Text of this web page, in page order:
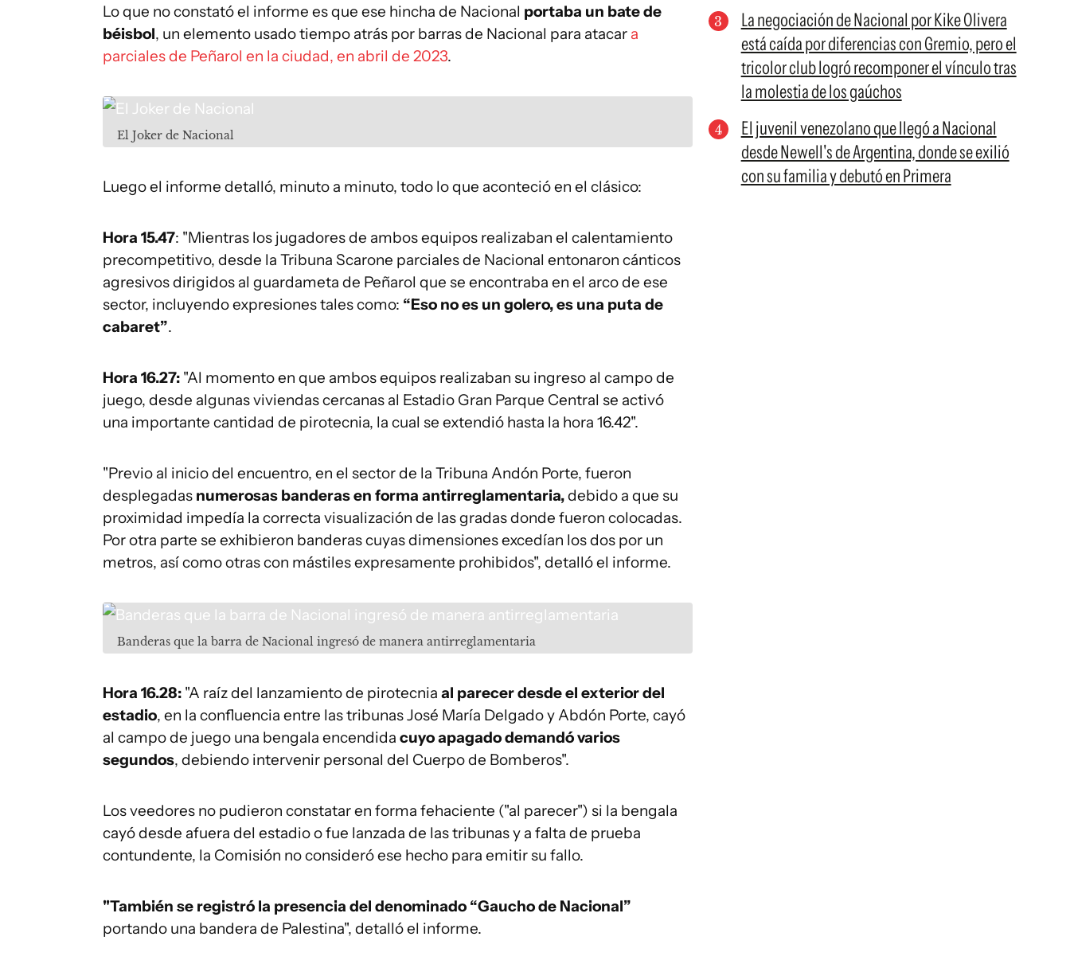
Lo que no constató el informe es que ese hincha de Nacional portaba un bate de
béisbol, un elemento usado tiempo atrás por barras de Nacional para atacar a
parciales de Peñarol en la ciudad, en abril de 2023.
El Joker de Nacional
Luego el informe detalló, minuto a minuto, todo lo que aconteció en el clásico:
Hora 15.47: "Mientras los jugadores de ambos equipos realizaban el calentamiento
precompetitivo, desde la Tribuna Scarone parciales de Nacional entonaron cánticos
agresivos dirigidos al guardameta de Peñarol que se encontraba en el arco de ese
sector, incluyendo expresiones tales como: “Eso no es un golero, es una puta de
cabaret”.
Hora 16.27: "Al momento en que ambos equipos realizaban su ingreso al campo de
juego, desde algunas viviendas cercanas al Estadio Gran Parque Central se activó
una importante cantidad de pirotecnia, la cual se extendió hasta la hora 16.42".
"Previo al inicio del encuentro, en el sector de la Tribuna Andón Porte, fueron
desplegadas numerosas banderas en forma antirreglamentaria,debido a que su
proximidad impedía la correcta visualización de las gradas donde fueron colocadas.
Por otra parte se exhibieron banderas cuyas dimensiones excedían los dos por un
metros, así como otras con mástiles expresamente prohibidos", detalló el informe.
Banderas que la barra de Nacional ingresó de manera antirreglamentaria
Hora 16.28: "A raíz del lanzamiento de pirotecnia al parecer desde el exterior del
estadio, en la confluencia entre las tribunas José María Delgado y Abdón Porte, cayó
al campo de juego una bengala encendida cuyo apagado demandó varios
segundos, debiendo intervenir personal del Cuerpo de Bomberos".
Los veedores no pudieron constatar en forma fehaciente ("al parecer") si la bengala
cayó desde afuera del estadio o fue lanzada de las tribunas y a falta de prueba
contundente, la Comisión no consideró ese hecho para emitir su fallo.
"También se registró la presencia del denominado “Gaucho de Nacional”
portando una bandera de Palestina", detalló el informe.
La negociación de Nacional por Kike Olivera
está caída por diferencias con Gremio, pero el
tricolor club logró recomponer el vínculo tras
la molestia de los gaúchos
El juvenil venezolano que llegó a Nacional
desde Newell's de Argentina, donde se exilió
con su familia y debutó en Primera